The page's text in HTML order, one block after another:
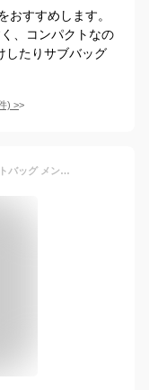
おすすめします。
、コンパクトなの
したりサブバッグ
) >
【SALE 4890円→2590円】 楽天1位 トートバッグ メンズ 大きめ a4 ビジネス 肩掛け 通勤 通学 ノートpc ビジネスバッグ 軽量 大容量 横 軽い 無地 黒 ビジネスバック トートバック ファスナー付き 大学生 おしゃれ ブランド トート 出張 父の日 ギフト 実用的